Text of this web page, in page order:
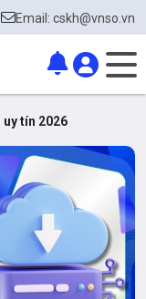
Email: cskh@vnso.vn
uy tín 2026